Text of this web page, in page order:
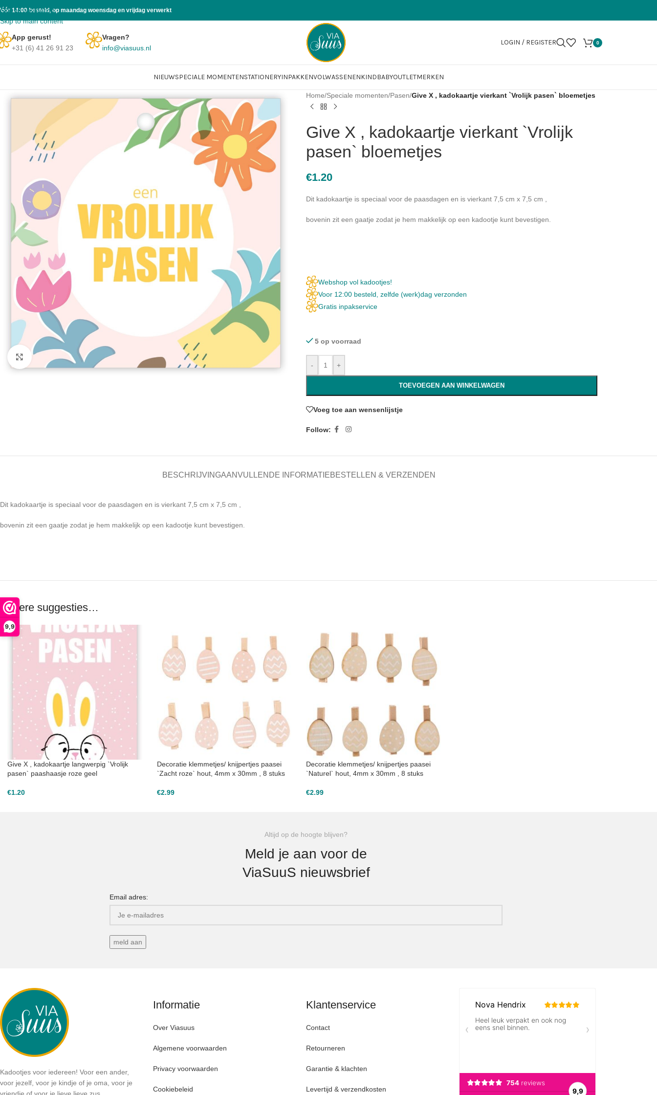
9,9
Skip to navigation
Skip to main content
14:00 besteld, op maandag woensdag en vrijdag verwerkt
App gerust!
+31 (6) 41 26 91 23
Vragen?
info@viasuus.nl
LOGIN / REGISTER 0
NIEUWSPECIALE MOMENTENSTATIONERYINPAKKENVOLWASSENENKINDBABYOUTLETMERKEN
Click to enlarge
Home/Speciale momenten/Pasen/Give X , kadokaartje vierkant `Vrolijk pasen` bloemetjes
Give X , kadokaartje vierkant `Vrolijk
pasen` bloemetjes
€1.20
Dit kadokaartje is speciaal voor de paasdagen en is vierkant 7,5 cm x 7,5 cm ,
bovenin zit een gaatje zodat je hem makkelijk op een kadootje kunt bevestigen.
Webshop vol kadootjes!
Voor 12:00 besteld, zelfde (werk)dag verzonden
Gratis inpakservice
5 op voorraad
- +
TOEVOEGEN AAN WINKELWAGEN
Voeg toe aan wensenlijstje
Follow:
BESCHRIJVINGAANVULLENDE INFORMATIEBESTELLEN & VERZENDEN
Dit kadokaartje is speciaal voor de paasdagen en is vierkant 7,5 cm x 7,5 cm ,
bovenin zit een gaatje zodat je hem makkelijk op een kadootje kunt bevestigen.
Andere suggesties…
Give X , kadokaartje langwerpig `Vrolijk
pasen` paashaasje roze geel
€1.20
Decoratie klemmetjes/ knijpertjes paasei
`Zacht roze` hout, 4mm x 30mm , 8 stuks
€2.99
Decoratie klemmetjes/ knijpertjes paasei
`Naturel` hout, 4mm x 30mm , 8 stuks
€2.99
Altijd op de hoogte blijven?
Meld je aan voor de
ViaSuuS nieuwsbrief
Email adres:
Kadootjes voor iedereen! Voor een ander,
voor jezelf, voor je kindje of je oma, voor je
Informatie
Over Viasuus
Algemene voorwaarden
Privacy voorwaarden
Cookiebeleid
Klantenservice
Contact
Retourneren
Garantie & klachten
Levertijd & verzendkosten